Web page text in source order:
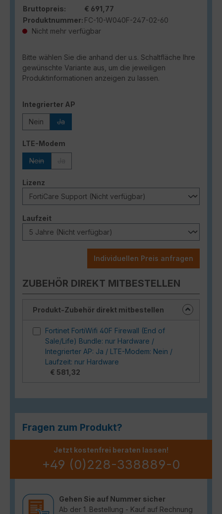
Bruttopreis:
€ 691,77
Produktnummer: FC-10-W040F-247-02-60
Nicht mehr verfügbar
Bitte wählen Sie die anhand der u.s. Schaltfläche Ihre
gewünschte Variante aus, um die jeweiligen
Produktinformationen anzeigen zu lassen.
Integrierter AP
Nein Ja
LTE-Modem
Nein
Lizenz
Laufzeitauswählen
Individuellen Preis anfragen
ZUBEHÖR DIREKT MITBESTELLEN
Produkt-Zubehör direkt mitbestellen
Fortinet FortiWifi 40F Firewall (End of
Sale/Life) Bundle: nur Hardware /
Integrierter AP: Ja / LTE-Modem: Nein /
Laufzeit: nur Hardware
€ 581,32
Fragen zum Produkt?
Jetzt kostenfrei beraten lassen!
+49 (0)228-338889-0
Gehen Sie auf Nummer sicher
Ab der 1. Bestellung - Kauf auf Rechnung